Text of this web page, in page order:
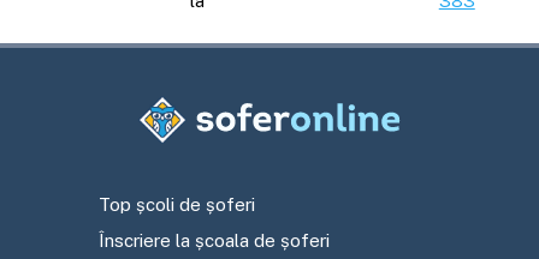
Top școli de șoferi
Înscriere la școala de șoferi